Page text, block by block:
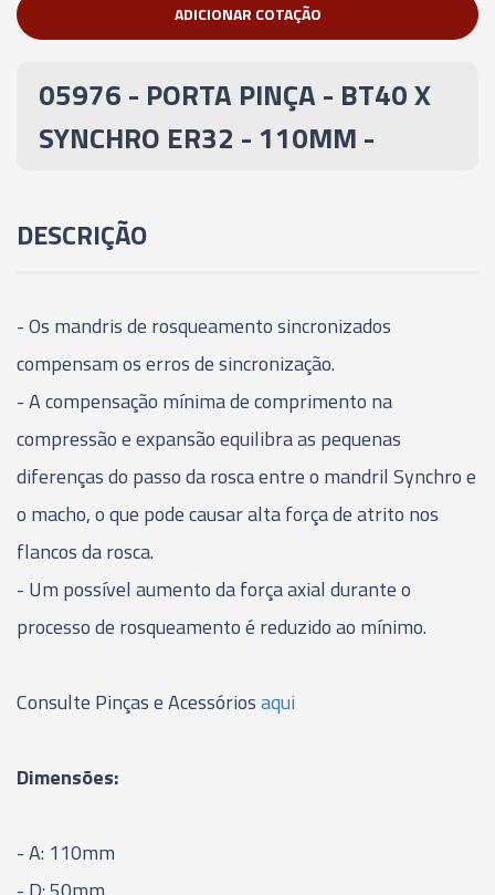
ADICIONAR COTAÇÃO
05976 - PORTA PINÇA - BT40 X
SYNCHRO ER32 - 110MM -
DESCRIÇÃO
- Os mandris de rosqueamento sincronizados
compensam os erros de sincronização.
- A compensação mínima de comprimento na
compressão e expansão equilibra as pequenas
diferenças do passo da rosca entre o mandril Synchro e
o macho, o que pode causar alta força de atrito nos
flancos da rosca.
- Um possível aumento da força axial durante o
processo de rosqueamento é reduzido ao mínimo.
Consulte Pinças e Acessóriosaqui
Dimensões:
- A: 110mm